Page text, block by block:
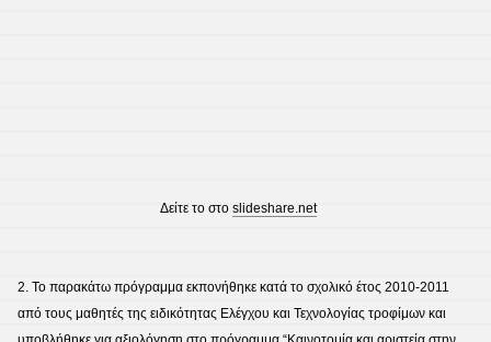
Δείτε το στοslideshare.net
2. Το παρακάτω πρόγραμμα εκπονήθηκε κατά το σχολικό έτος 2010-2011
από τους μαθητές της ειδικότητας Ελέγχου και Τεχνολογίας τροφίμων και